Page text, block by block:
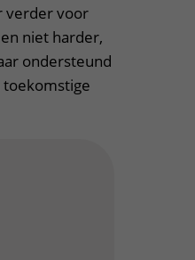
verder voor
niet harder,
ondersteund
toekomstige